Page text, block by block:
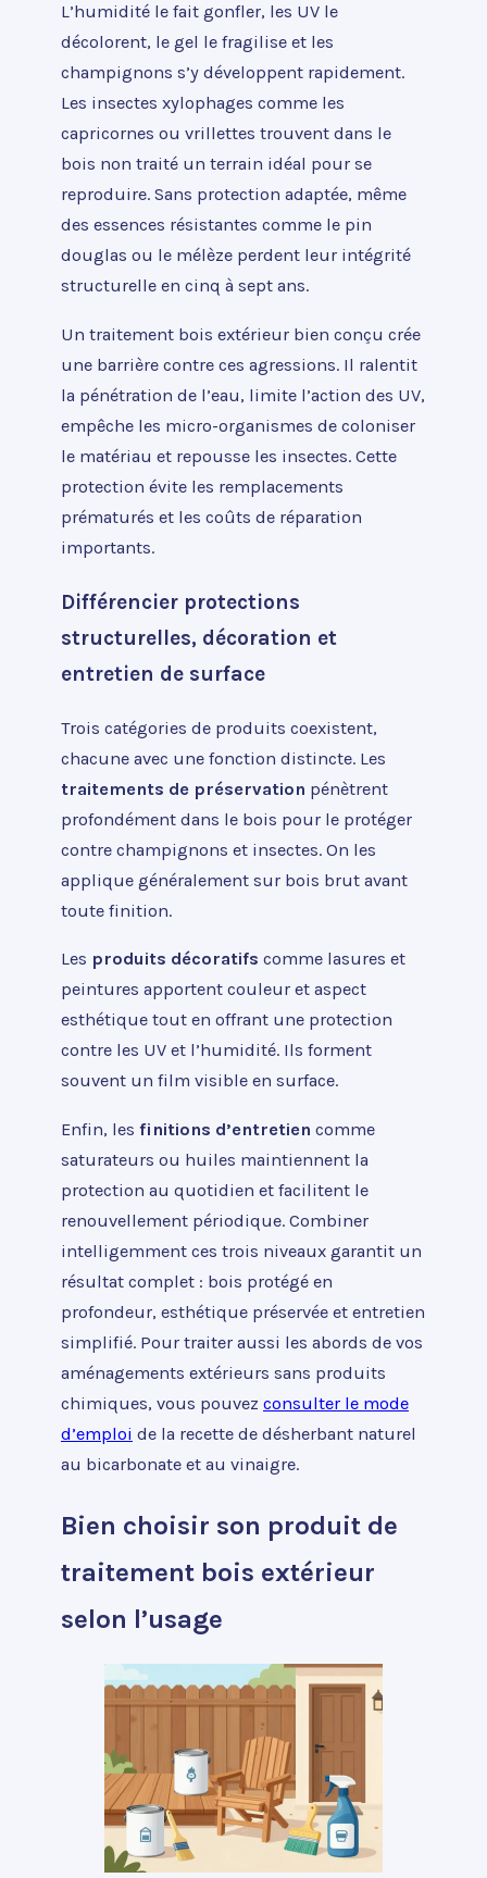
L’humidité le fait gonfler, les UV le
décolorent, le gel le fragilise et les
champignons s’y développent rapidement.
Les insectes xylophages comme les
capricornes ou vrillettes trouvent dans le
bois non traité un terrain idéal pour se
reproduire. Sans protection adaptée, même
des essences résistantes comme le pin
douglas ou le mélèze perdent leur intégrité
structurelle en cinq à sept ans.
Un traitement bois extérieur bien conçu crée
une barrière contre ces agressions. Il ralentit
la pénétration de l’eau, limite l’action des UV,
empêche les micro-organismes de coloniser
le matériau et repousse les insectes. Cette
protection évite les remplacements
prématurés et les coûts de réparation
importants.
Différencier protections
structurelles, décoration et
entretien de surface
Trois catégories de produits coexistent,
chacune avec une fonction distincte. Les
traitements de préservation pénètrent
profondément dans le bois pour le protéger
contre champignons et insectes. On les
applique généralement sur bois brut avant
toute finition.
Les produits décoratifs comme lasures et
peintures apportent couleur et aspect
esthétique tout en offrant une protection
contre les UV et l’humidité. Ils forment
souvent un film visible en surface.
Enfin, les finitions d’entretien comme
saturateurs ou huiles maintiennent la
protection au quotidien et facilitent le
renouvellement périodique. Combiner
intelligemment ces trois niveaux garantit un
résultat complet : bois protégé en
profondeur, esthétique préservée et entretien
simplifié. Pour traiter aussi les abords de vos
aménagements extérieurs sans produits
chimiques, vous pouvez consulter le mode
d’emploi de la recette de désherbant naturel
au bicarbonate et au vinaigre.
Bien choisir son produit de
traitement bois extérieur
selon l’usage